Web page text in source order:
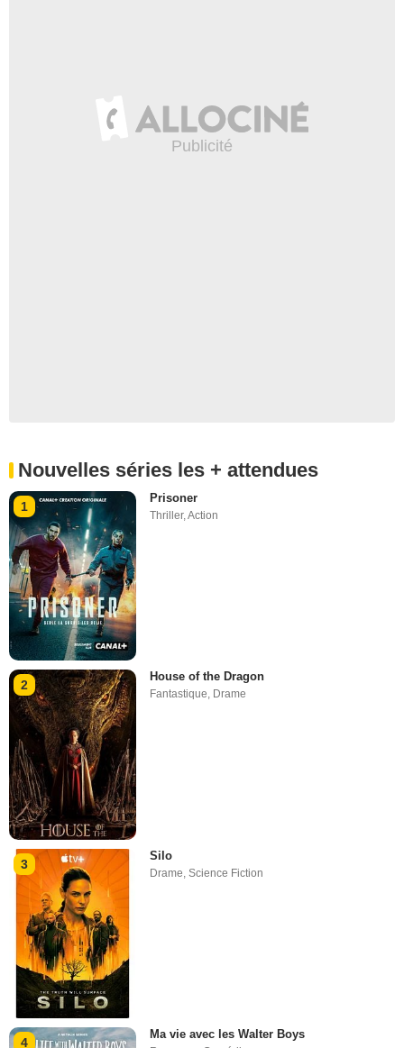
Nouvelles séries les + attendues
1
Prisoner
Thriller,Action
2
House of the Dragon
Fantastique, Drame
3
Silo
Drame ,Science Fiction
4
Ma vie avec les Walter Boys